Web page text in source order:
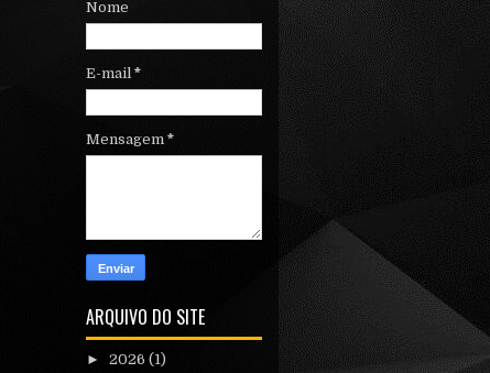
Nome
E-mail *
Mensagem*
ARQUIVO DO SITE
► 2026 (1)